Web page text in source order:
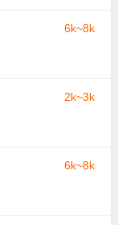
6k~8k
2k~3k
6k~8k